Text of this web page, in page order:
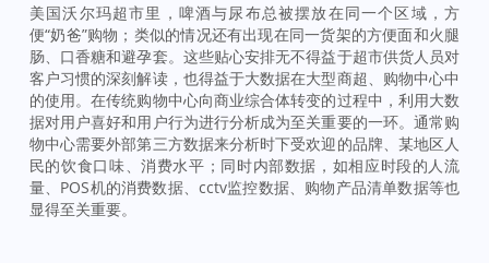
美国沃尔玛超市里，啤酒与尿布总被摆放在同一个区域，方
便“奶爸”购物；类似的情况还有出现在同一货架的方便面和火腿
肠、口香糖和避孕套。这些贴心安排无不得益于超市供货人员对
客户习惯的深刻解读，也得益于大数据在大型商超、购物中心中
的使用。在传统购物中心向商业综合体转变的过程中，利用大数
据对用户喜好和用户行为进行分析成为至关重要的一环。通常购
物中心需要外部第三方数据来分析时下受欢迎的品牌、某地区人
民的饮食口味、消费水平；同时内部数据，如相应时段的人流
量、POS机的消费数据、cctv监控数据、购物产品清单数据等也
显得至关重要。